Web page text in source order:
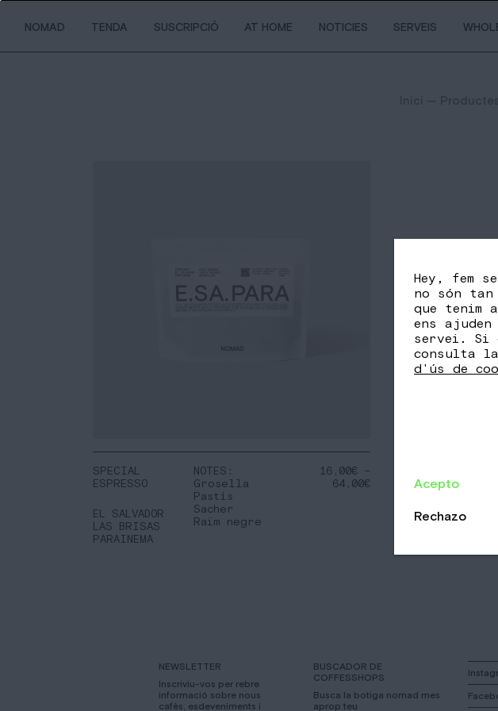
NOMAD TENDA SUSCRIPCIÓ AT HOME NOTICIES SERVEIS
SPECIAL
ESPRESSO
EL SALVADOR
LAS BRISAS
PARAINEMA
NOTES:
Grosella
Pastís
Sacher
Raïm negre
16,00€ –
64,00€
NEWSLETTER
Inscriviu-vos per rebre
informació sobre nous
cafès, esdeveniments i
BUSCADOR DE
COFFESSHOPS
Busca la botiga nomad mes
aprop teu
Hey, fem
no són tan
que tenim
ens
servei. Si
consulta
d'ús de
Acepto
Rechazo